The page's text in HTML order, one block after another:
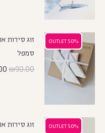
50% OUTLET
50% OUTLET
זוג סירות
סמפל
₪90.00
50% OUTLET
50% OUTLET
זוג סירות